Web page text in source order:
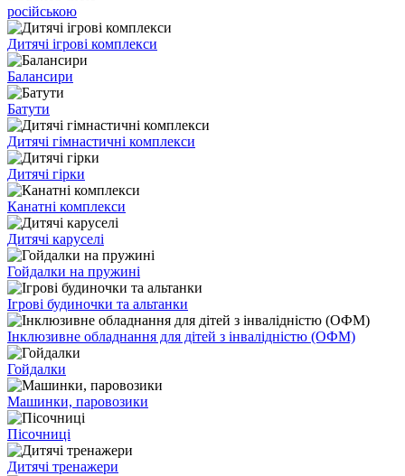
російською
Дитячі ігрові комплекси
Балансири
Батути
Дитячі гімнастичні комплекси
Дитячі гірки
Канатні комплекси
Дитячі каруселі
Гойдалки на пружині
Ігрові будиночки та альтанки
Інклюзивне обладнання для дітей з інвалідністю (ОФМ)
Гойдалки
Машинки, паровозики
Пісочниці
Дитячі тренажери